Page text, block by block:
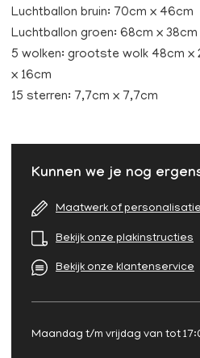
Luchtballon bruin: 70cm x 46cm
Luchtballon groen: 68cm x 38cm
5 wolken: grootste wolk 48cm x
x 16cm
15 sterren: 7,7cm x 7,7cm
Kunnen we je nog
Maatwerk of
Bekijk onze plakinstructies
Bekijk onze klantenservice
Maandag t/m vrijdag van tot